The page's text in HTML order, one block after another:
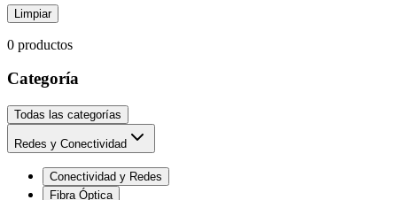
Limpiar
0 productos
Categoría
Todas las categorías
Redes y Conectividad
Conectividad y Redes
Fibra Óptica